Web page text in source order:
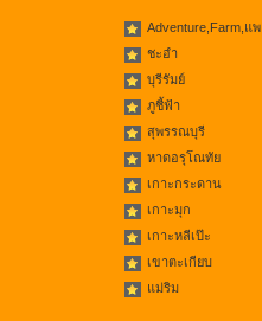
Adventure,Farm,แพ
ชะอำ
บุรีรัมย์
ภูชี้ฟ้า
สุพรรณบุรี
หาดอรุโณทัย
เกาะกระดาน
เกาะมุก
เกาะหลีเป๊ะ
เขาตะเกียบ
แม่ริม